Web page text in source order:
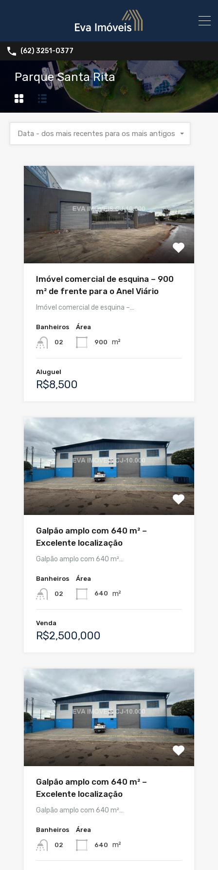
(62) 3251-0377
Parque Santa Rita
Data - dos mais recentes para os mais antigos
Imóvel comercial de esquina – 900
m² de frente para o Anel Viário
Imóvel comercial de esquina –…
Banheiros
02
Área
900 m²
Aluguel
R$8,500
Galpão amplo com 640 m² –
Excelente localização
Galpão amplo com 640 m²…
Banheiros
02
Área
640 m²
Venda
R$2,500,000
Galpão amplo com 640 m² –
Excelente localização
Galpão amplo com 640 m²…
Banheiros
02
Área
640 m²